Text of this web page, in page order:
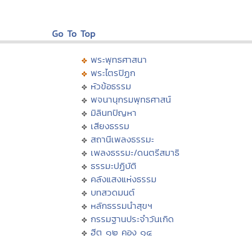
Go To Top
พระพุทธศาสนา
พระไตรปิฏก
หัวข้อธรรม
พจนานุกรมพุทธศาสน์
มิลินทปัญหา
เสียงธรรม
สถานีเพลงธรรมะ
เพลงธรรมะ/ดนตรีสมาธิ
ธรรมะปฏิบัติ
คลังแสงแห่งธรรม
บทสวดมนต์
หลักธรรมนำสุขฯ
กรรมฐานประจำวันเกิด
ฮีต ๑๒ คอง ๑๔